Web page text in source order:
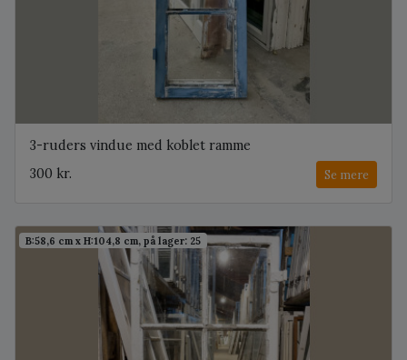
3-ruders vindue med koblet ramme
300 kr.
Se mere
B:58,6 cm x H:104,8 cm, på lager: 25